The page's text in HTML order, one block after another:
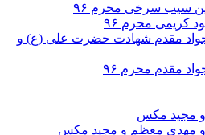
سیب سرخی محرم ۹۶
کریمی محرم ۹۶
جواد مقدم شهادت حضرت علی (ع) و
مقدم محرم ۹۶
مجید مکس
مهدی معظم و مجید مکس